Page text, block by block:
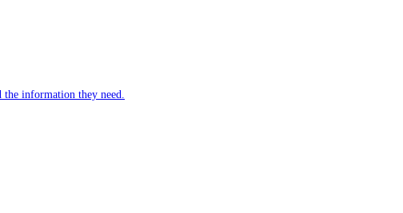
the information they need.